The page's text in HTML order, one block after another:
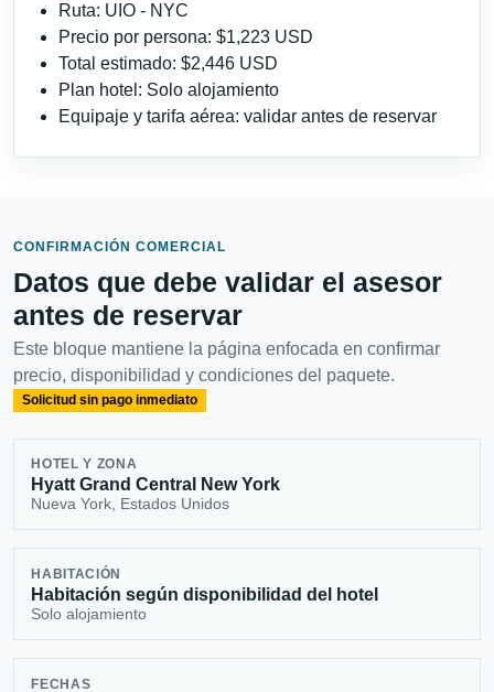
Ruta: UIO - NYC
Precio por persona: $1,223 USD
Total estimado: $2,446 USD
Plan hotel: Solo alojamiento
Equipaje y tarifa aérea: validar antes de reservar
CONFIRMACIÓN COMERCIAL
Datos que debe validar el asesor
antes de reservar
Este bloque mantiene la página enfocada en confirmar
precio, disponibilidad y condiciones del paquete.
Solicitud sin pago inmediato
HOTEL Y ZONA
Hyatt Grand Central New York
Nueva York, Estados Unidos
HABITACIÓN
Habitación según disponibilidad del hotel
Solo alojamiento
FECHAS